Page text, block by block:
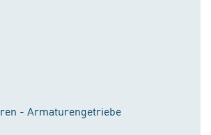
- Armaturengetriebe